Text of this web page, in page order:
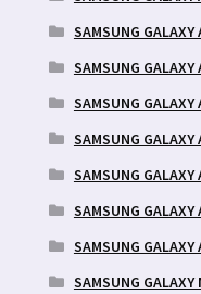
SAMSUNG GALAXY
SAMSUNG GALAXY
SAMSUNG GALAXY
SAMSUNG GALAXY
SAMSUNG GALAXY
SAMSUNG GALAXY
SAMSUNG GALAXY
SAMSUNG GALAXY